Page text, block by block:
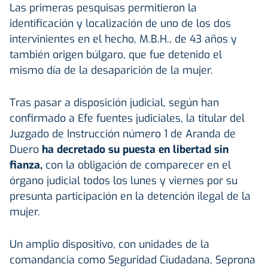
Las primeras pesquisas permitieron la
identificación y localización de uno de los dos
intervinientes en el hecho, M.B.H., de 43 años y
también origen búlgaro, que fue detenido el
mismo día de la desaparición de la mujer.
Tras pasar a disposición judicial, según han
confirmado a Efe fuentes judiciales, la titular del
Juzgado de Instrucción número 1 de Aranda de
Duero ha decretado su puesta en libertad sin
fianza, con la obligación de comparecer en el
órgano judicial todos los lunes y viernes por su
presunta participación en la detención ilegal de la
mujer.
Un amplio dispositivo, con unidades de la
comandancia como Seguridad Ciudadana, Seprona